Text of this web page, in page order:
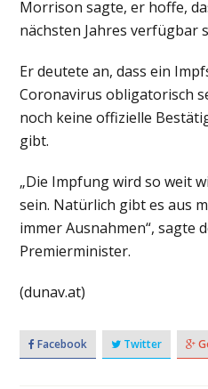
Morrison sagte, er hoffe,
nächsten Jahres verfügbar
Er deutete an, dass ein
Coronavirus obligatorisch
noch keine offizielle
gibt.
„Die Impfung wird so weit
sein. Natürlich gibt es aus
immer Ausnahmen“, sagte
Premierminister.
(dunav.at)
Facebook Twitter